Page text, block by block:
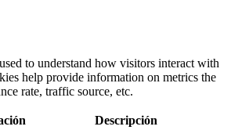
to understand how visitors interact with
help provide information on metrics the
rate, traffic source, etc.
Descripción